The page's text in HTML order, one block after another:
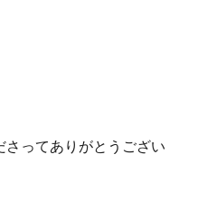
ってありがとうござい